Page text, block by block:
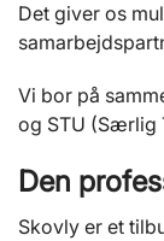
Det giver os
Vi bor på
og STU (Særlig
Den
Skovly er et